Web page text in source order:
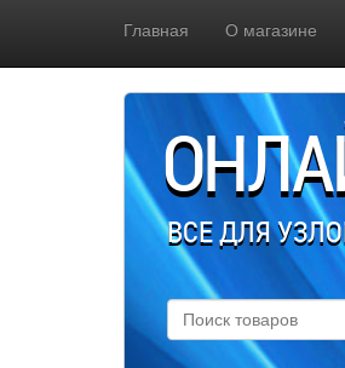
Главная О магазине
ВСЕ ДЛЯ